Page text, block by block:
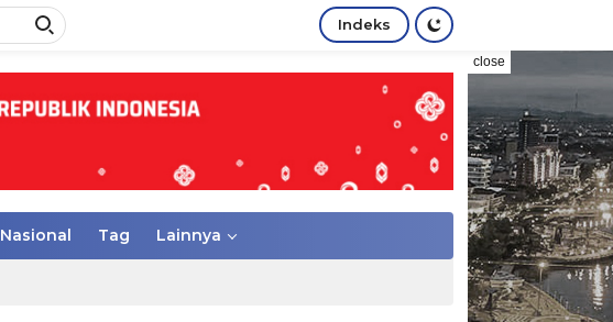
Indeks
close
Nasional Tag Lainnya